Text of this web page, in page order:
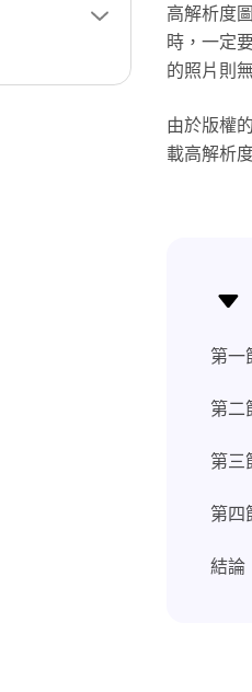
高解析度
時，一定
的照片則
由於版權
載高解析
第一
第二
第三
第四
結論